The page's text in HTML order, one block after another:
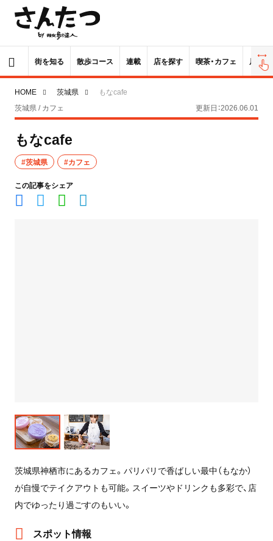
街を知る 散歩コース 連載 店を探す 喫茶・カフェ 居酒屋
HOME 茨城県
もなcafe
茨城県 / カフェ
更新日：2026.06.01
もなcafe
#茨城県 #カフェ
この記事をシェア
茨城県神栖市にあるカフェ。パリパリで香ばしい最中（もなか）
が自慢でテイクアウトも可能。スイーツやドリンクも多彩で、店
内でゆったり過ごすのもいい。
スポット情報